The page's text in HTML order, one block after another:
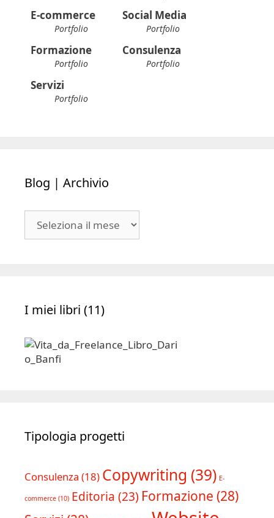
E-commerce
Portfolio
Social Media
Portfolio
Formazione
Portfolio
Consulenza
Portfolio
Servizi
Portfolio
Blog | Archivio
I miei libri (11)
Tipologia progetti
Consulenza (18) Copywriting (39) E-
commerce (10) Editoria (23) Formazione (28)